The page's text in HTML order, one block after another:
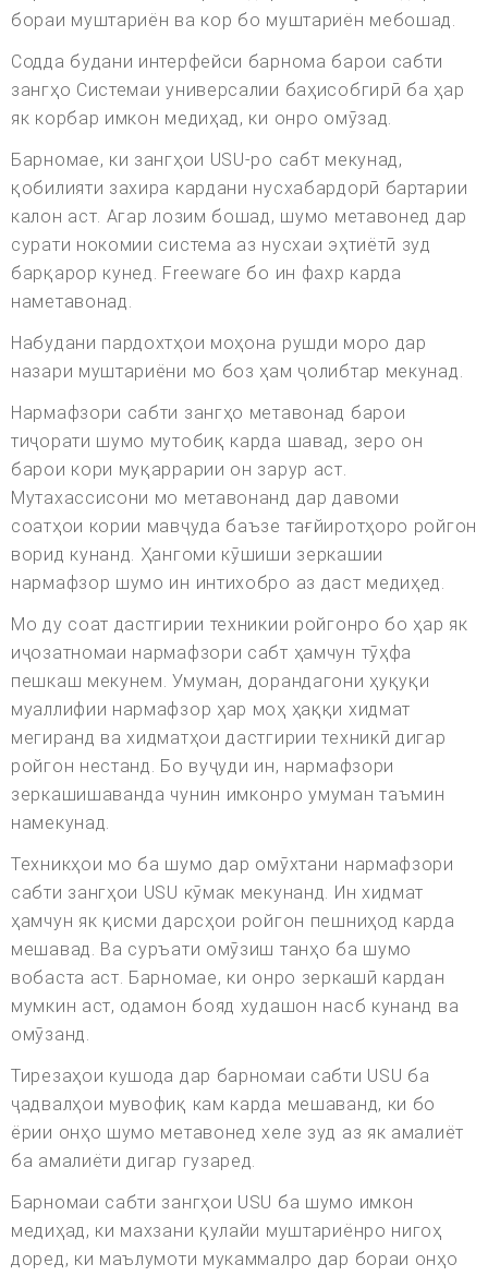
бораи муштариён ва кор бо муштариён мебошад.
Содда будани интерфейси барнома барои сабти
зангҳо Системаи универсалии баҳисобгирӣ ба ҳар
як корбар имкон медиҳад, ки онро омӯзад.
Барномае, ки зангҳои USU-ро сабт мекунад,
қобилияти захира кардани нусхабардорӣ бартарии
калон аст. Агар лозим бошад, шумо метавонед дар
сурати нокомии система аз нусхаи эҳтиётӣ зуд
барқарор кунед. Freeware бо ин фахр карда
наметавонад.
Набудани пардохтҳои моҳона рушди моро дар
назари муштариёни мо боз ҳам ҷолибтар мекунад.
Нармафзори сабти зангҳо метавонад барои
тиҷорати шумо мутобиқ карда шавад, зеро он
барои кори муқаррарии он зарур аст.
Мутахассисони мо метавонанд дар давоми
соатҳои кории мавҷуда баъзе тағйиротҳоро ройгон
ворид кунанд. Ҳангоми кӯшиши зеркашии
нармафзор шумо ин интихобро аз даст медиҳед.
Мо ду соат дастгирии техникии ройгонро бо ҳар як
иҷозатномаи нармафзори сабт ҳамчун тӯҳфа
пешкаш мекунем. Умуман, дорандагони ҳуқуқи
муаллифии нармафзор ҳар моҳ ҳаққи хидмат
мегиранд ва хидматҳои дастгирии техникӣ дигар
ройгон нестанд. Бо вуҷуди ин, нармафзори
зеркашишаванда чунин имконро умуман таъмин
намекунад.
Техникҳои мо ба шумо дар омӯхтани нармафзори
сабти зангҳои USU кӯмак мекунанд. Ин хидмат
ҳамчун як қисми дарсҳои ройгон пешниҳод карда
мешавад. Ва суръати омӯзиш танҳо ба шумо
вобаста аст. Барномае, ки онро зеркашӣ кардан
мумкин аст, одамон бояд худашон насб кунанд ва
омӯзанд.
Тирезаҳои кушода дар барномаи сабти USU ба
ҷадвалҳои мувофиқ кам карда мешаванд, ки бо
ёрии онҳо шумо метавонед хеле зуд аз як амалиёт
ба амалиёти дигар гузаред.
Барномаи сабти зангҳои USU ба шумо имкон
медиҳад, ки махзани қулайи муштариёнро нигоҳ
доред, ки маълумоти мукаммалро дар бораи онҳо